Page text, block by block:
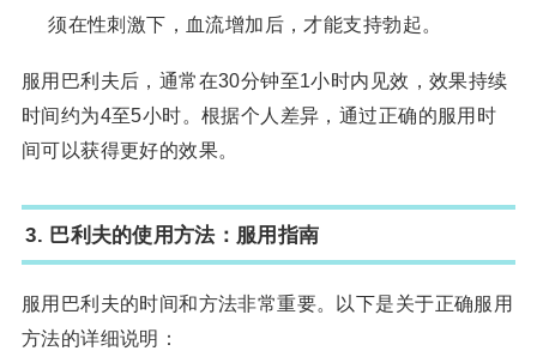
须在性刺激下，血流增加后，才能支持勃起。
服用巴利夫后，通常在30分钟至1小时内见效，效果持续
时间约为4至5小时。根据个人差异，通过正确的服用时
间可以获得更好的效果。
3. 巴利夫的使用方法：服用指南
服用巴利夫的时间和方法非常重要。以下是关于正确服用
方法的详细说明：